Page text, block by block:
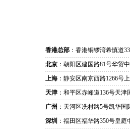
香港总部 ：香港铜锣湾希慎道
北京 ：朝阳区建国路81号华贸
上海 ：静安区南京西路1266号
天津 ：和平区赤峰道136号天
广州 ：天河区冼村路5号凯华国
深圳 ：福田区福华路350号皇庭